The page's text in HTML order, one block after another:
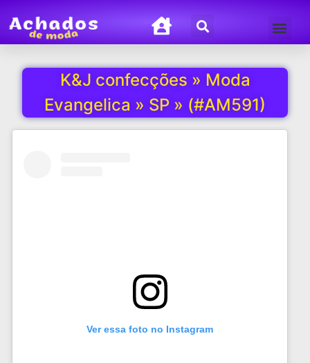
K&J confecções » Moda
Evangelica » SP » (#AM591)
Ver essa foto no Instagram